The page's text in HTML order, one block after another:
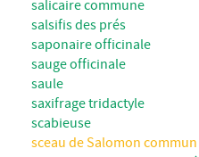
salicaire commune
salsifis des prés
saponaire officinale
sauge officinale
saule
saxifrage tridactyle
scabieuse
sceau de Salomon commun